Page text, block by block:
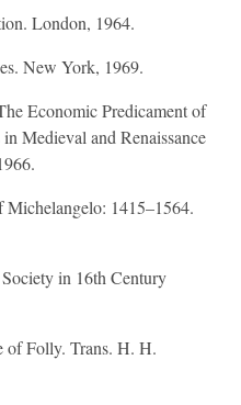
London, 1964.
New York, 1969.
Economic Predicament of
Medieval and Renaissance
1415–1564.
in 16th Century
of Folly. Trans. H. H.